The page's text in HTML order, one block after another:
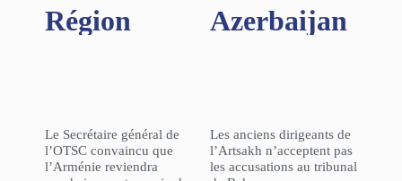
Région​
Le Secrétaire général de
l’OTSC convaincu que
l’Arménie reviendra
Azerbaijan
Les anciens dirigeants de
l’Artsakh n’acceptent pas
les accusations au tribunal